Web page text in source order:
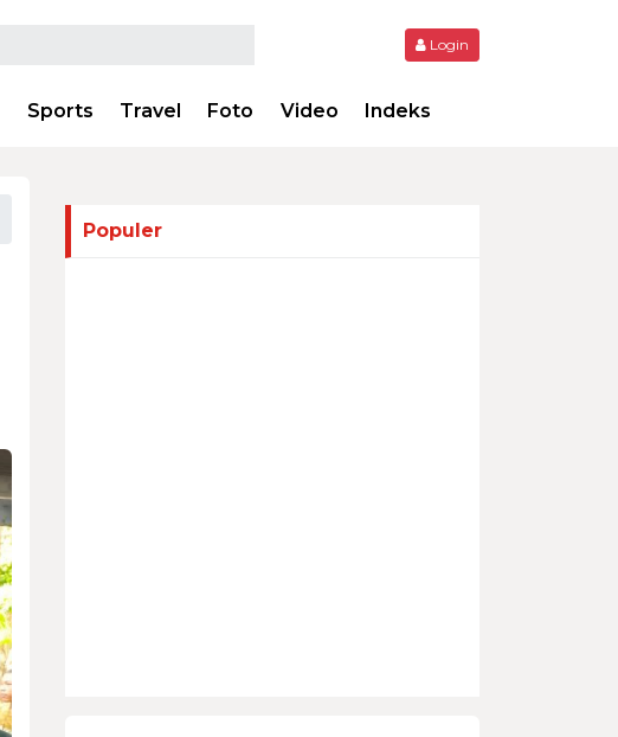
Login
Sports Travel Foto Video Indeks
Populer